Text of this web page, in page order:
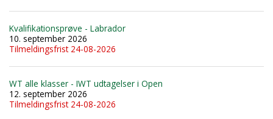
Kvalifikationsprøve - Labrador
10. september 2026
Tilmeldingsfrist 24-08-2026
WT alle klasser - IWT udtagelser i Open
12. september 2026
Tilmeldingsfrist 24-08-2026